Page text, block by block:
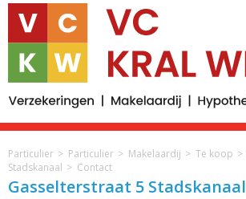
Particulier Particulier Makelaardij Te koop
Stadskanaal
Contact
Gasselterstraat 5 Stadskanaal